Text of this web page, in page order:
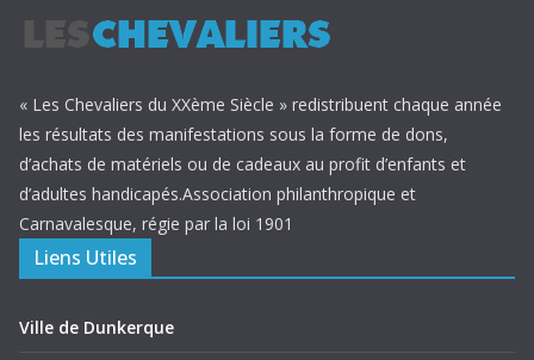
« Les Chevaliers du XXème Siècle » redistribuent chaque année
les résultats des manifestations sous la forme de dons,
d’achats de matériels ou de cadeaux au profit d’enfants et
d’adultes handicapés.Association philanthropique et
Carnavalesque, régie par la loi 1901
Liens Utiles
Ville de Dunkerque